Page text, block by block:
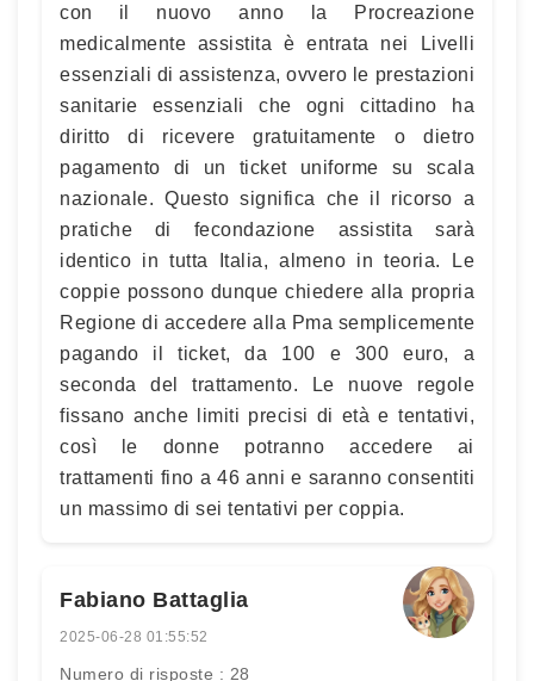
con il nuovo anno la Procreazione
medicalmente assistita è entrata nei Livelli
essenziali di assistenza, ovvero le prestazioni
sanitarie essenziali che ogni cittadino ha
diritto di ricevere gratuitamente o dietro
pagamento di un ticket uniforme su scala
nazionale. Questo significa che il ricorso a
pratiche di fecondazione assistita sarà
identico in tutta Italia, almeno in teoria. Le
coppie possono dunque chiedere alla propria
Regione di accedere alla Pma semplicemente
pagando il ticket, da 100 e 300 euro, a
seconda del trattamento. Le nuove regole
fissano anche limiti precisi di età e tentativi,
così le donne potranno accedere ai
trattamenti fino a 46 anni e saranno consentiti
un massimo di sei tentativi per coppia.
Fabiano Battaglia
2025-06-28 01:55:52
Numero di risposte : 28